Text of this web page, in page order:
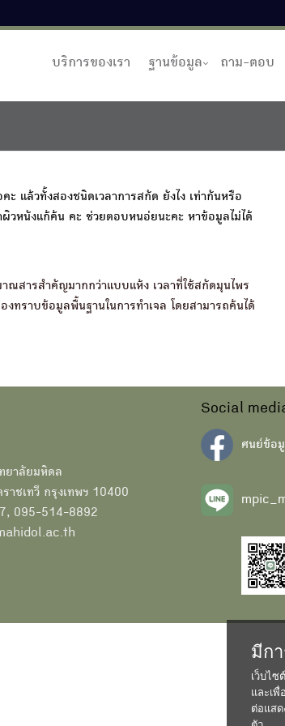
บริการของเรา ฐานข้อมูล ถาม-ตอบ
แล้วทั้งสองชนิดเวลาการสกัด ยังไง เท่ากันหรือ
ผิวหนังแก้ค้น คะ ช่วยตอบหนอ่ยนะคะ หาข้อมูลไม่ได้
ณสารสำคัญมากกว่าแบบแห้ง เวลาที่ใช้สกัดมุนไพร
ทราบข้อมูลพื้นฐานในการทำเจล โดยสามารถค้นได้
ยาลัยมหิดล
าชเทวี กรุงเทพฯ 10400
095-514-8892
Social
ศนย์ข้อ
มีก
เว็บไซ
และเพื่
ต่อแส